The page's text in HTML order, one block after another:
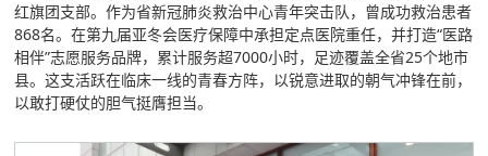
红旗团支部。作为省新冠肺炎救治中心青年突击队，曾成功救治患者
868名。在第九届亚冬会医疗保障中承担定点医院重任，并打造“医路
相伴”志愿服务品牌，累计服务超7000小时，足迹覆盖全省25个地市
县。这支活跃在临床一线的青春方阵，以锐意进取的朝气冲锋在前，
以敢打硬仗的胆气挺膺担当。